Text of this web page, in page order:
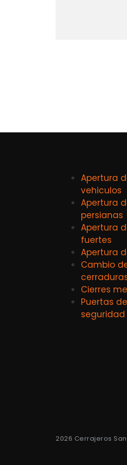
Apertura
vehiculos
Apertura
persianas
Apertura
fuertes
Apertura
Cambio
Cierres
Puertas de
seguridad
2026 Cerrajeros